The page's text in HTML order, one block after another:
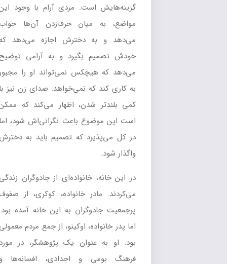
گزینه‌هایش است. مردی آرام با وجود این
مواضع، به میان حرف‌زدن آن‌ها جواب
می‌دهد و به دخترش اجازه می‌دهد که
خودش تصمیم بگیرد و به آرامی توضیح
می‌دهد که هیچکس نمی‌تواند او را مجبور
به کاری کند که نمی‌خواهد. صدای زن نیز با
کمی بلندتر شدن، اظهار می‌کند که ممکن
است این موضوع باعث نگرانی‌اش شود، اما
در کل می‌پذیرد که تصمیم باید به دخترش
واگذار شود.
در این خانه، خانواده‌ای از جادوگران زندگی
می‌کردند. مادر خانواده، کوکری، از صفوف
پرجمعیت جادوگران به این خانه آمده بود.
اما پدر خانواده، اوکینو، از جمع مردم معمولی
بود. او به عنوان یک پژوهشگر، در مورد
فرهنگ بومی و اجدادی، افسانه‌ها و